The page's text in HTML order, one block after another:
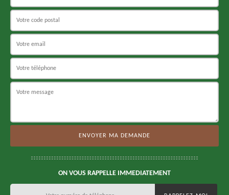
ON VOUS RAPPELLE IMMEDIATEMENT